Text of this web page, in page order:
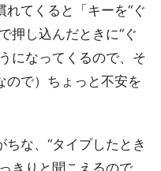
てくると「キーを“ぐ
押し込んだときに“ぐ
になってくるので、そ
ので）ちょっと不安を
な、“タイプしたとき